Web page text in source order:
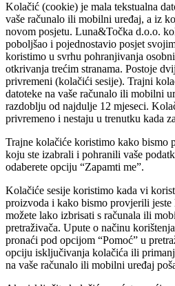
Kolačić (cookie) je mala tekstualna
vaše računalo ili mobilni uređaj, a iz
novom posjetu. Luna&Točka d.o.o.
poboljšao i pojednostavio posjet
koristimo u svrhu pohranjivanja
otkrivanja trećim stranama. Postoje
privremeni (kolačići sesije). Trajni
datoteke na vaše računalo ili mobilni
razdoblju od najdulje 12 mjeseci.
privremeno i nestaju u trenutku kada
Trajne kolačiće koristimo kako bismo
koju ste izabrali i pohranili vaše
odaberete opciju “Zapamti me”.
Kolačiće sesije koristimo kada vi
proizvoda i kako bismo provjerili
možete lako izbrisati s računala ili
pretraživača. Upute o načinu
pronaći pod opcijom “Pomoć” u
opciju isključivanja kolačića ili
na vaše računalo ili mobilni uređaj